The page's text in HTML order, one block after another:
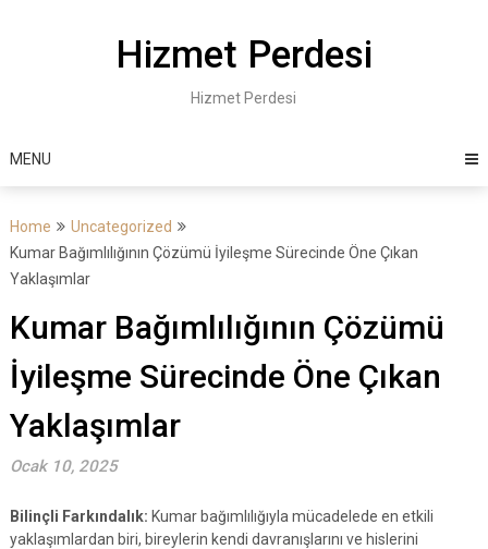
Hizmet Perdesi
Hizmet Perdesi
MENU
Home
Uncategorized
Kumar Bağımlılığının Çözümü İyileşme Sürecinde Öne Çıkan
Yaklaşımlar
Kumar Bağımlılığının Çözümü
İyileşme Sürecinde Öne Çıkan
Yaklaşımlar
Ocak 10, 2025
Bilinçli Farkındalık: Kumar bağımlılığıyla mücadelede en etkili
yaklaşımlardan biri, bireylerin kendi davranışlarını ve hislerini